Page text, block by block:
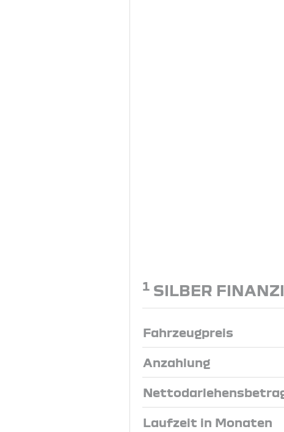
1 SILBER
Fahrzeugpreis
Anzahlung
Laufzeit in Monaten